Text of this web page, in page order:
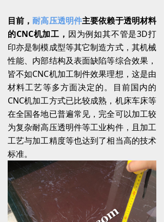
目前，耐高压透明件主要依赖于透明材料
的CNC机加工， 因为例如其不管是3D打
印亦是制模成型等其它制造方式，其机械
性能、内部结构及表面缺陷等综合效果，
皆不如CNC机加工制件效果理想，这是由
材料工艺等多方面决定的。目前国内的
CNC机加工方式已比较成熟，机床车床等
在全国各地已普遍常见，完全可以加工较
为复杂耐高压透明件等工业构件，且加工
工艺与加工精度等也达到了相当高的技术
标准。